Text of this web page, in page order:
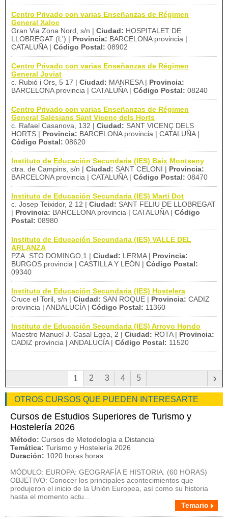
Centro Privado con varias Enseñanzas de Régimen
General Xaloc
Gran Via Zona Nord, s/n | Ciudad: HOSPITALET DE
LLOBREGAT (L') | Provincia: BARCELONA provincia |
CATALUÑA | Código Postal: 08902
Centro Privado con varias Enseñanzas de Régimen
General Joviat
c. Rubió i Ors, 5 17 | Ciudad: MANRESA | Provincia:
BARCELONA provincia | CATALUÑA | Código Postal: 08240
Centro Privado con varias Enseñanzas de Régimen
General Salesians Sant Vicenç dels Horts
c. Rafael Casanova, 132 | Ciudad: SANT VICENÇ DELS
HORTS | Provincia: BARCELONA provincia | CATALUÑA |
Código Postal: 08620
Instituto de Educación Secundaria (IES) Baix Montseny
ctra. de Campins, s/n | Ciudad: SANT CELONI | Provincia:
BARCELONA provincia | CATALUÑA | Código Postal: 08470
Instituto de Educación Secundaria (IES) Martí Dot
c. Josep Teixidor, 2 12 | Ciudad: SANT FELIU DE LLOBREGAT
| Provincia: BARCELONA provincia | CATALUÑA | Código
Postal: 08980
Instituto de Educación Secundaria (IES) VALLE DEL
ARLANZA
PZA. STO.DOMINGO,1 | Ciudad: LERMA | Provincia:
BURGOS provincia | CASTILLA Y LEÓN | Código Postal:
09340
Instituto de Educación Secundaria (IES) Hostelera
Cruce el Toril, s/n | Ciudad: SAN ROQUE | Provincia: CADIZ
provincia | ANDALUCÍA | Código Postal: 11360
Instituto de Educación Secundaria (IES) Arroyo Hondo
Maestro Manuel J. Casal Egea, 2 | Ciudad: ROTA | Provincia:
CADIZ provincia | ANDALUCÍA | Código Postal: 11520
1 2 3 4 5 ›
OTROS CURSOS QUE PUEDEN INTERESARTE
Cursos de Estudios Superiores de Turismo y
Hostelería 2026
Método: Cursos de Metodología a Distancia
Temática: Turismo y Hostelería 2026
Duración: 1020 horas horas
MÓDULO: EUROPA: GEOGRAFÍA E HISTORIA. (60 HORAS)
OBJETIVO: Conocer los principales acontecimientos que
produjeron el inicio de la Unión Europea, así como su historia
hasta el momento actu...
Temario